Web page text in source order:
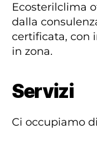
Ecosterilclima
dalla
certificata, con
in zona.
Servizi
Ci occupiamo